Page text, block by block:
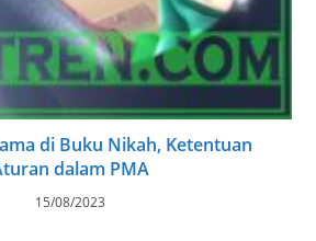
di Buku Nikah, Ketentuan
dalam PMA
15/08/2023